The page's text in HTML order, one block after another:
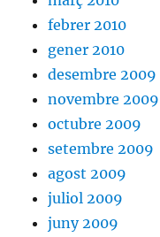
febrer 2010
gener 2010
desembre 2009
novembre 2009
octubre 2009
setembre 2009
agost 2009
juliol 2009
juny 2009